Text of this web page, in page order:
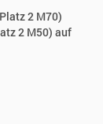
2 M70)
2 M50) auf